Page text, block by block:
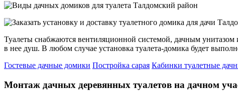
Туалеты снабжаются вентиляционной системой, дачным
в нее душ. В любом случае установка туалета-домика будет
Гостевые дачные домики Постройка сарая Кабинки туалетные
Монтаж дачных деревянных туалетов на дачном